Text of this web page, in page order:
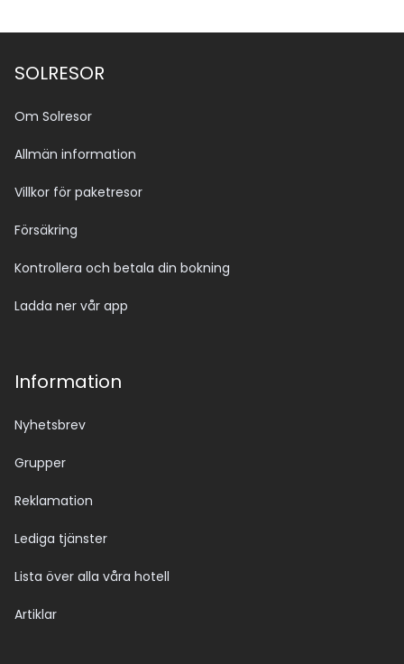
SOLRESOR
Om Solresor
Allmän information
Villkor för paketresor
Försäkring
Kontrollera och betala din bokning
Ladda ner vår app
Information
Nyhetsbrev
Grupper
Reklamation
Lediga tjänster
Lista över alla våra hotell
Artiklar